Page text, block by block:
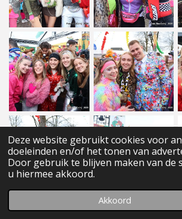
Deze website gebruikt cookies voor
doeleinden en/of het tonen van
Door gebruik te blijven maken van de
u hiermee akkoord.
Akkoord